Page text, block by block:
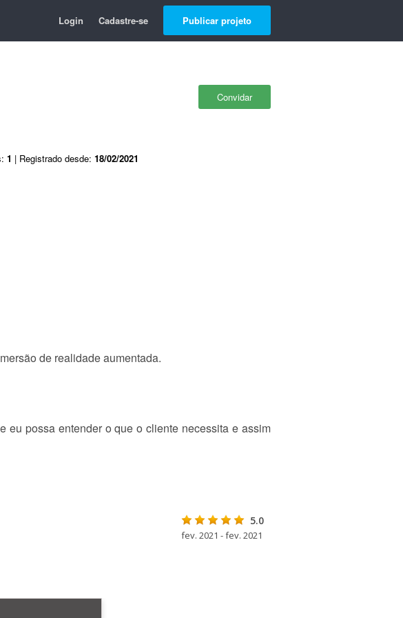
Login Cadastre-se Publicar projeto
Convidar
1 | Registrado desde: 18/02/2021
de realidade aumentada.
eu possa entender o que o cliente necessita e assim
5.0
fev. 2021 - fev. 2021